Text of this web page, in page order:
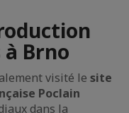
Brno
visité le site
Poclain
dans la